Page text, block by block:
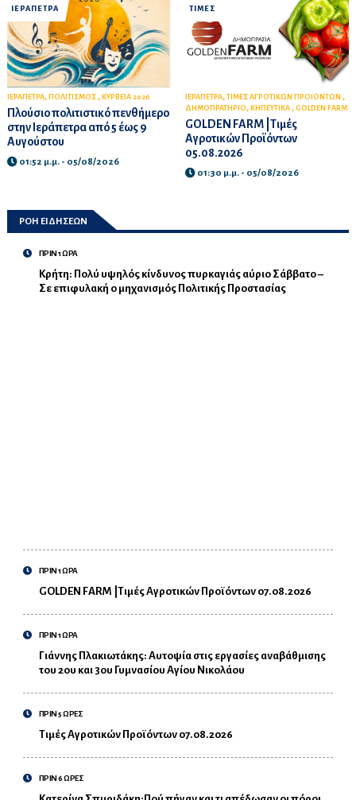
ΙΕΡΑΠΕΤΡΑ
ΙΕΡΑΠΕΤΡΑ, ΠΟΛΙΤΙΣΜΟΣ , ΚΥΡΒΕΙΑ 2026
Πλούσιο πολιτιστικό πενθήμερο
στην Ιεράπετρα από 5 έως 9
Αυγούστου
01:52 μ.μ. - 05/08/2026
ΤΙΜΕΣ
ΙΕΡΑΠΕΤΡΑ, ΤΙΜΕΣ ΑΓΡΟΤΙΚΩΝ ΠΡΟΙΟΝΤΩΝ ,
ΔΗΜΟΠΡΑΤΗΡΙΟ , ΚΗΠΕΥΤΙΚΑ , GOLDEN FARM
GOLDEN FARM |Τιμές
Αγροτικών Προϊόντων
05.08.2026
01:30 μ.μ. - 05/08/2026
ΡΟΗ ΕΙΔΗΣΕΩΝ
ΠΡΙΝ 1 ΩΡΑ
Κρήτη: Πολύ υψηλός κίνδυνος πυρκαγιάς αύριο Σάββατο –
Σε επιφυλακή ο μηχανισμός Πολιτικής Προστασίας
ΠΡΙΝ 1 ΩΡΑ
GOLDEN FARM |Τιμές Αγροτικών Προϊόντων 07.08.2026
ΠΡΙΝ 1 ΩΡΑ
Γιάννης Πλακιωτάκης: Αυτοψία στις εργασίες αναβάθμισης
του 2ου και 3ου Γυμνασίου Αγίου Νικολάου
ΠΡΙΝ 5 ΩΡΕΣ
Τιμές Αγροτικών Προϊόντων 07.08.2026
ΠΡΙΝ 6 ΩΡΕΣ